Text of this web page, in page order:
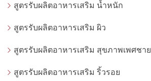
สูตรรับผลิตอาหารเสริม น้ำหนัก
สูตรรับผลิตอาหารเสริม ผิว
สูตรรับผลิตอาหารเสริม สุขภาพเพศชาย
สูตรรับผลิตอาหารเสริม ริ้วรอย